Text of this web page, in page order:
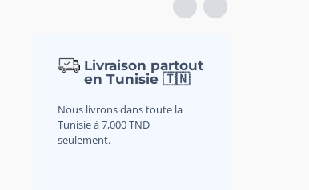
Livraison partout
en Tunisie 🇹🇳
Nous livrons dans toute la
Tunisie à 7,000 TND
seulement.